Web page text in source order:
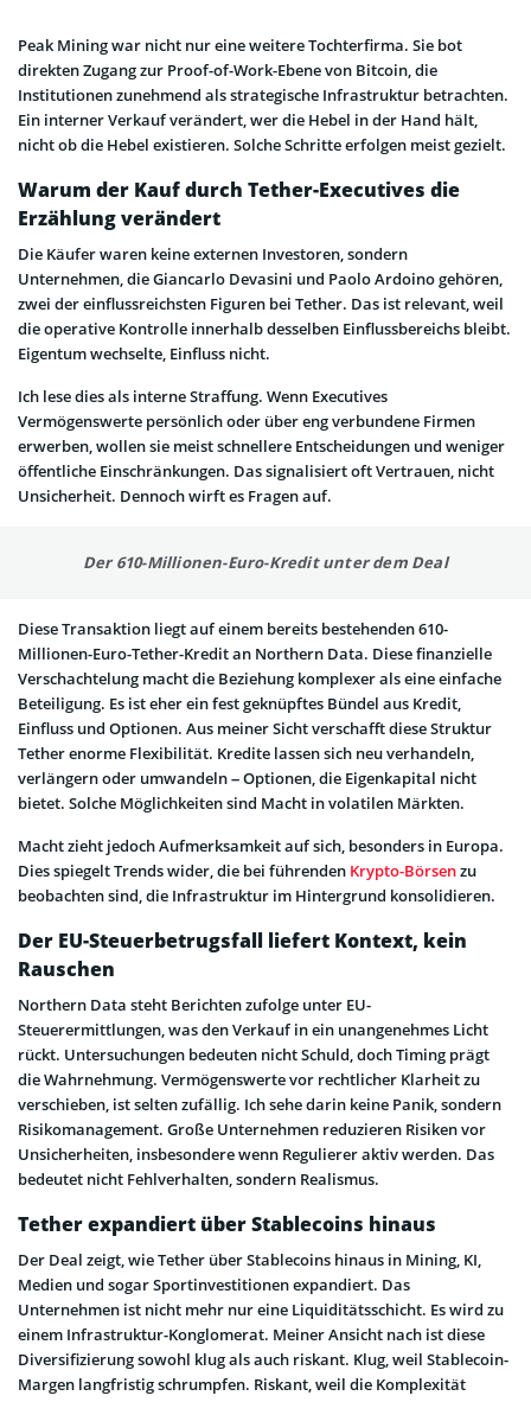
Peak Mining war nicht nur eine weitere Tochterfirma. Sie bot
direkten Zugang zur Proof-of-Work-Ebene von Bitcoin, die
Institutionen zunehmend als strategische Infrastruktur betrachten.
Ein interner Verkauf verändert, wer die Hebel in der Hand hält,
nicht ob die Hebel existieren. Solche Schritte erfolgen meist gezielt.
Warum der Kauf durch Tether-Executives die
Erzählung verändert
Die Käufer waren keine externen Investoren, sondern
Unternehmen, die Giancarlo Devasini und Paolo Ardoino gehören,
zwei der einflussreichsten Figuren bei Tether. Das ist relevant, weil
die operative Kontrolle innerhalb desselben Einflussbereichs bleibt.
Eigentum wechselte, Einfluss nicht.
Ich lese dies als interne Straffung. Wenn Executives
Vermögenswerte persönlich oder über eng verbundene Firmen
erwerben, wollen sie meist schnellere Entscheidungen und weniger
öffentliche Einschränkungen. Das signalisiert oft Vertrauen, nicht
Unsicherheit. Dennoch wirft es Fragen auf.
Der 610-Millionen-Euro-Kredit unter dem Deal
Diese Transaktion liegt auf einem bereits bestehenden 610-
Millionen-Euro-Tether-Kredit an Northern Data. Diese finanzielle
Verschachtelung macht die Beziehung komplexer als eine einfache
Beteiligung. Es ist eher ein fest geknüpftes Bündel aus Kredit,
Einfluss und Optionen. Aus meiner Sicht verschafft diese Struktur
Tether enorme Flexibilität. Kredite lassen sich neu verhandeln,
verlängern oder umwandeln – Optionen, die Eigenkapital nicht
bietet. Solche Möglichkeiten sind Macht in volatilen Märkten.
Macht zieht jedoch Aufmerksamkeit auf sich, besonders in Europa.
Dies spiegelt Trends wider, die bei führenden Krypto-Börsenzu
beobachten sind, die Infrastruktur im Hintergrund konsolidieren.
Der EU-Steuerbetrugsfall liefert Kontext, kein
Rauschen
Northern Data steht Berichten zufolge unter EU-
Steuerermittlungen, was den Verkauf in ein unangenehmes Licht
rückt. Untersuchungen bedeuten nicht Schuld, doch Timing prägt
die Wahrnehmung. Vermögenswerte vor rechtlicher Klarheit zu
verschieben, ist selten zufällig. Ich sehe darin keine Panik, sondern
Risikomanagement. Große Unternehmen reduzieren Risiken vor
Unsicherheiten, insbesondere wenn Regulierer aktiv werden. Das
bedeutet nicht Fehlverhalten, sondern Realismus.
Tether expandiert über Stablecoins hinaus
Der Deal zeigt, wie Tether über Stablecoins hinaus in Mining, KI,
Medien und sogar Sportinvestitionen expandiert. Das
Unternehmen ist nicht mehr nur eine Liquiditätsschicht. Es wird zu
einem Infrastruktur-Konglomerat. Meiner Ansicht nach ist diese
Diversifizierung sowohl klug als auch riskant. Klug, weil Stablecoin-
Margen langfristig schrumpfen. Riskant, weil die Komplexität